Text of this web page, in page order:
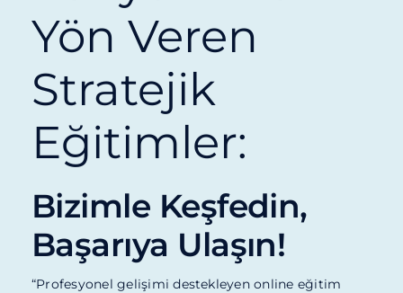
Yön Veren
Stratejik
Eğitimler:
Bizimle Keşfedin,
Başarıya Ulaşın!
“Profesyonel gelişimi destekleyen online eğitim